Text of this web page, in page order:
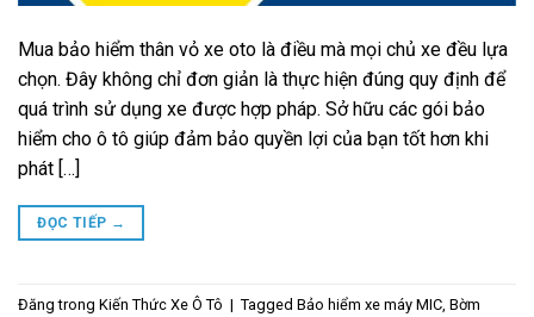
Mua bảo hiểm thân vỏ xe oto là điều mà mọi chủ xe đều lựa
chọn. Đây không chỉ đơn giản là thực hiện đúng quy định để
quá trình sử dụng xe được hợp pháp. Sở hữu các gói bảo
hiểm cho ô tô giúp đảm bảo quyền lợi của bạn tốt hơn khi
phát […]
ĐỌC TIẾP →
Đăng trong Kiến Thức Xe Ô Tô | Tagged Bảo hiểm xe máy MIC Bờm